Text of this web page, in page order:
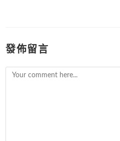
發佈留言
Comment